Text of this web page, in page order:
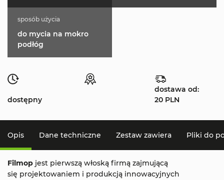
sposób użycia
do mycia na mokro
podłóg
dostępny
dostawa od:
20 PLN
Opis Dane techniczne Zestaw zawiera Pliki do
Filmop jest pierwszą włoską firmą zajmującą
się projektowaniem i produkcją innowacyjnych